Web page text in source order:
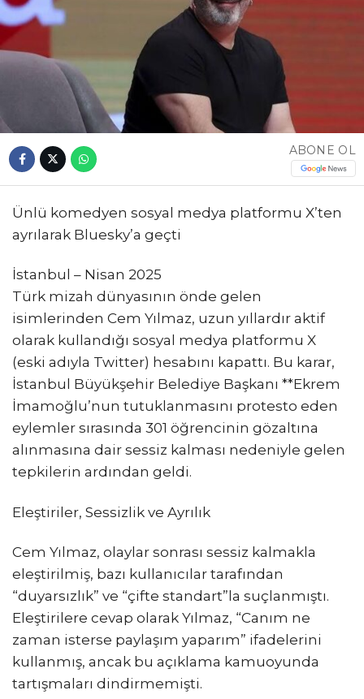
ABONE OL
Ünlü komedyen sosyal medya platformu X’ten
ayrılarak Bluesky’a geçti
İstanbul – Nisan 2025
Türk mizah dünyasının önde gelen
isimlerinden Cem Yılmaz, uzun yıllardır aktif
olarak kullandığı sosyal medya platformu X
(eski adıyla Twitter) hesabını kapattı. Bu karar,
İstanbul Büyükşehir Belediye Başkanı **Ekrem
İmamoğlu’nun tutuklanmasını protesto eden
eylemler sırasında 301 öğrencinin gözaltına
alınmasına dair sessiz kalması nedeniyle gelen
tepkilerin ardından geldi.
Eleştiriler, Sessizlik ve Ayrılık
Cem Yılmaz, olaylar sonrası sessiz kalmakla
eleştirilmiş, bazı kullanıcılar tarafından
“duyarsızlık” ve “çifte standart”la suçlanmıştı.
Eleştirilere cevap olarak Yılmaz, “Canım ne
zaman isterse paylaşım yaparım” ifadelerini
kullanmış, ancak bu açıklama kamuoyunda
tartışmaları dindirmemişti.